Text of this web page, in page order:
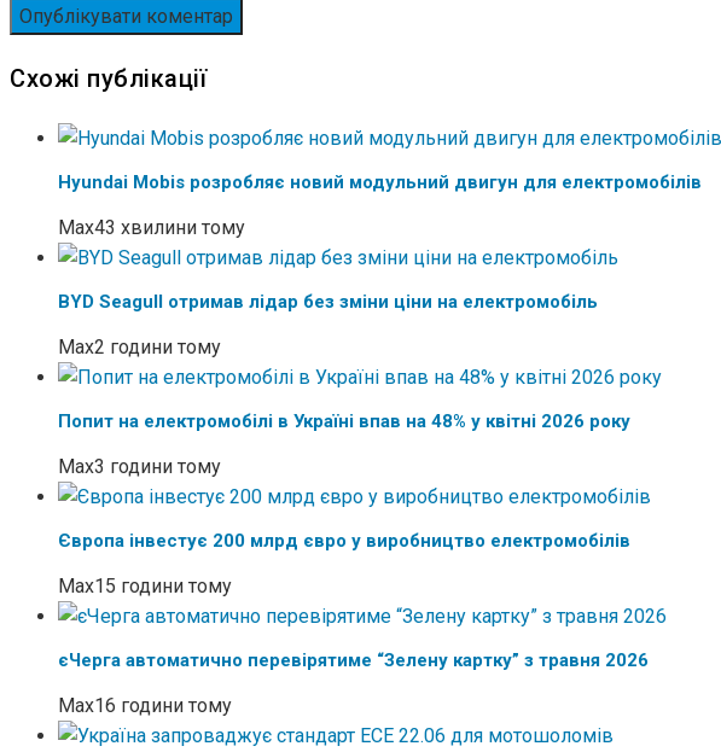
Схожі публікації
Hyundai Mobis розробляє новий модульний двигун для електромобілів
Max43 хвилини тому
BYD Seagull отримав лідар без зміни ціни на електромобіль
Max2 години тому
Попит на електромобілі в Україні впав на 48% у квітні 2026 року
Max3 години тому
Європа інвестує 200 млрд євро у виробництво електромобілів
Max15 години тому
єЧерга автоматично перевірятиме “Зелену картку” з травня 2026
Max16 години тому